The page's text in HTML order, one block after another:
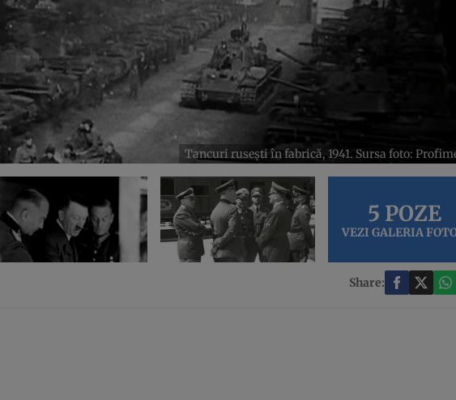
Tancuri rusești în fabrică, 1941. Sursa foto:
5 POZE
VEZI GALERIA
Share: